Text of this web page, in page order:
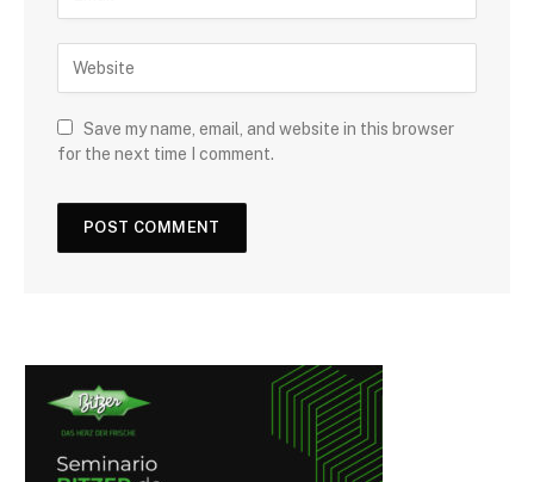
Save my name, email, and website in this browser
for the next time I comment.